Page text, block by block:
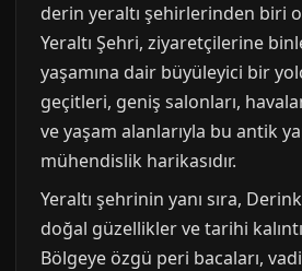
derin yeraltı şehirlerinden biri
Yeraltı Şehri, ziyaretçilerine
yaşamına dair büyüleyici bir
geçitleri, geniş salonları,
ve yaşam alanlarıyla bu antik
mühendislik harikasıdır.
Yeraltı şehrinin yanı sıra,
doğal güzellikler ve tarihi
Bölgeye özgü peri bacaları,